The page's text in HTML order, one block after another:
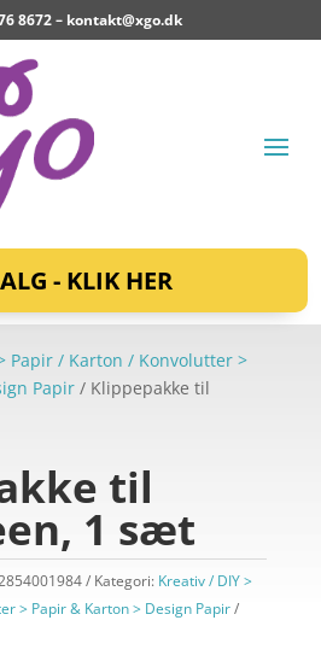
8672 – kontakt@xgo.dk
- KLIK HER
Papir / Karton / Konvolutter >
Papir/ Klippepakke til
til
1 sæt
Kategori: Kreativ / DIY >
> Papir & Karton > Design Papir